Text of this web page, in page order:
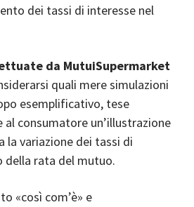
dei tassi di interesse nel
da MutuiSupermarket
quali mere simulazioni
esemplificativo, tese
consumatore un’illustrazione
la variazione dei tassi di
della rata del mutuo.
«così com’è» e